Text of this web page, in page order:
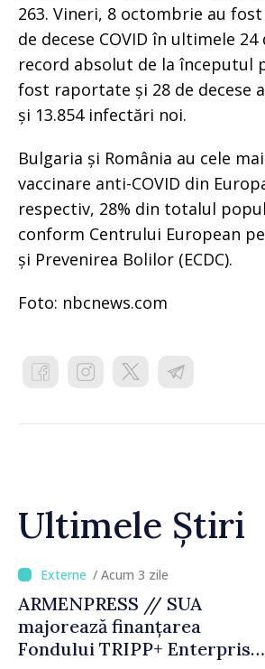
263. Vineri, 8 octombrie au
de decese COVID în ultimele
record absolut de la începutul
fost raportate și 28 de decese
și 13.854 infectări noi.
Bulgaria și România au cele
vaccinare anti-COVID din
respectiv, 28% din totalul
conform Centrului European
și Prevenirea Bolilor (ECDC).
Foto: nbcnews.com
Ultimele Știri
/ Acum 3 zile
ARMENPRESS // SUA
majorează finanțarea
Fondului TRIPP+ Enterprise